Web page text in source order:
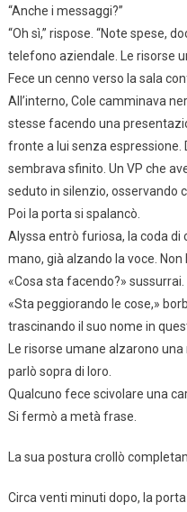
“Anche i messaggi?”
“Oh sì,” rispose. “Note spese,
telefono aziendale. Le risorse
Fece un cenno verso la sala
All’interno, Cole camminava
stesse facendo una
fronte a lui senza espressione.
sembrava sfinito. Un VP che
seduto in silenzio, osservando
Poi la porta si spalancò.
Alyssa entrò furiosa, la coda di
mano, già alzando la voce.
«Cosa sta facendo?» sussurrai.
«Sta peggiorando le cose,»
trascinando il suo nome in
Le risorse umane alzarono
parlò sopra di loro.
Qualcuno fece scivolare una
Si fermò a metà frase.
La sua postura crollò
Circa venti minuti dopo, la